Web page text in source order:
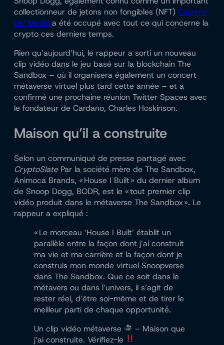
collectionneur de jetons non fongibles (NFT) Cozomo
de’ Medicia été occupé avec tout ce qui concerne la
crypto ces derniers temps.
Rien qu’aujourd’hui, le rappeur a sorti un nouveau
clip vidéo dans le jeu basé sur la blockchain The
Sandbox – où il organisera également un concert
métaverse virtuel plus tard cette année – et a
confirmé une prochaine réunion Twitter Spaces avec
le fondateur de Cardano, Charles Hoskinson.
Maison qu’il a construite
Selon un communiqué de presse partagé avec
CryptoSlate Par la société mère de The Sandbox,
Animoca Brands, « House I Built » du dernier album
de Snoop Dogg, BODR, est le « tout premier clip
vidéo produit dans le métaverse The Sandbox ». Le
rappeur a expliqué :
« Le morceau ‘House I Built’ établit un
parallèle entre la façon dont j’ai construit
ma vie et ma carrière et la façon dont je
construis mon monde virtuel Snoopverse
dans The Sandbox. Que ce soit dans le
métavers ou dans l’univers, il s’agit de
rester réel, d’être soi-même et de tirer le
meilleur parti de chaque opportunité.
Un clip vidéo métaverse
– Maison que
j’ai construite. Vérifiez-le